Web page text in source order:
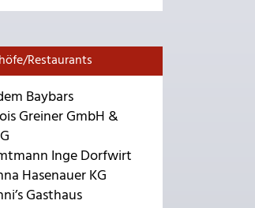
Restaurants
Baybars
Greiner GmbH &
Inge Dorfwirt
Hasenauer KG
Gasthaus